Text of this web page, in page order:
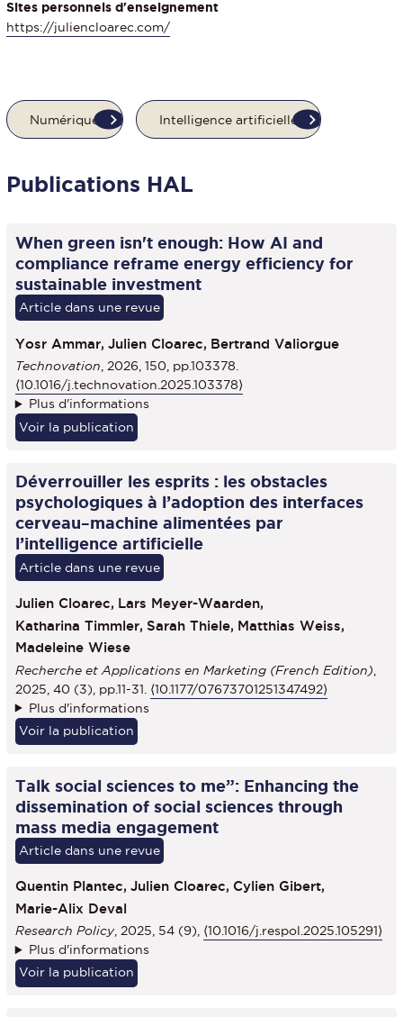
Sites personnels d'enseignement
https://juliencloarec.com/
Numérique Intelligence artificielle
Publications HAL
When green isn't enough: How AI and
compliance reframe energy efficiency for
sustainable investment
Article dans une revue
Yosr Ammar, Julien Cloarec, Bertrand Valiorgue
Technovation, 2026, 150, pp.103378.
⟨10.1016/j.technovation.2025.103378⟩
Plus d'informations
Voir la publication
Déverrouiller les esprits : les obstacles
psychologiques à l’adoption des interfaces
cerveau–machine alimentées par
l’intelligence artificielle
Article dans une revue
Julien Cloarec, Lars Meyer-Waarden,
Katharina Timmler, Sarah Thiele, Matthias Weiss,
Madeleine Wiese
Recherche et Applications en Marketing (French Edition)
2025, 40 (3), pp.11-31. ⟨10.1177/07673701251347492⟩
Plus d'informations
Voir la publication
Talk social sciences to me”: Enhancing the
dissemination of social sciences through
mass media engagement
Article dans une revue
Quentin Plantec, Julien Cloarec, Cylien Gibert,
Marie-Alix Deval
Research Policy, 2025, 54 (9), ⟨10.1016/j.respol.2025.105291⟩
Plus d'informations
Voir la publication